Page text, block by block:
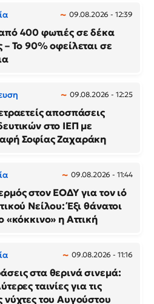
09.08.2026 - 12:39
400 φωτιές σε δέκα
– Το 90% οφείλεται σε
09.08.2026 - 12:25
αποσπάσεις
στο ΙΕΠ με
Σοφίας Ζαχαράκη
09.08.2026 - 11:44
στον ΕΟΔΥ για τον ιό
Νείλου: Έξι θάνατοι
«κόκκινο» η Αττική
09.08.2026 - 11:16
στα θερινά σινεμά:
ταινίες για τις
νύχτες του Αυγούστου